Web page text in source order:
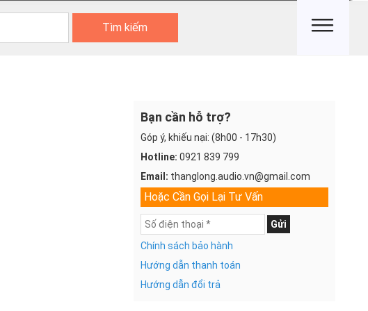
Tìm kiếm
Bạn cần hỗ trợ?
Góp ý, khiếu nại: (8h00 - 17h30)
Hotline: 0921 839 799
Email: thanglong.audio.vn@gmail.com
Hoặc Cần Gọi Lại Tư Vấn
Gửi
Chính sách bảo hành
Hướng dẫn thanh toán
Hướng dẫn đổi trả